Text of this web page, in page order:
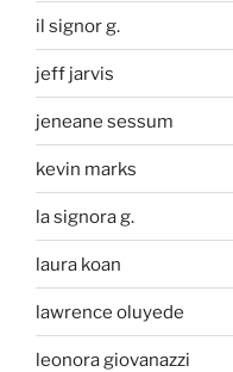
il signor g.
jeff jarvis
jeneane sessum
kevin marks
la signora g.
laura koan
lawrence oluyede
leonora giovanazzi